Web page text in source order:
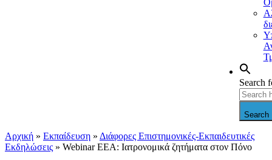
Search
Search
Αρχική » Εκπαίδευση » Διάφορες Επιστημονικές-Εκπαιδευτικές
Εκδηλώσεις » Webinar EEA: Ιατρονομικά ζητήματα στον Πόνο